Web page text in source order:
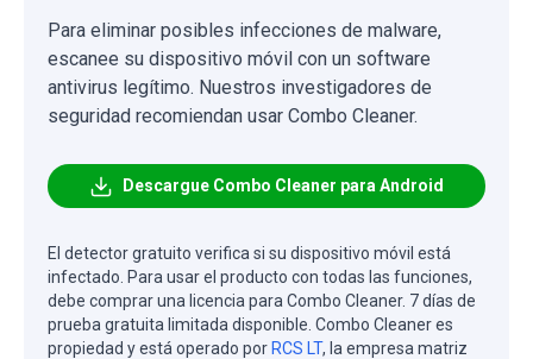
Para eliminar posibles infecciones de malware,
escanee su dispositivo móvil con un software
antivirus legítimo. Nuestros investigadores de
seguridad recomiendan usar Combo Cleaner.
Descargue Combo Cleaner para Android
El detector gratuito verifica si su dispositivo móvil está
infectado. Para usar el producto con todas las funciones,
debe comprar una licencia para Combo Cleaner. 7 días de
prueba gratuita limitada disponible. Combo Cleaner es
propiedad y está operado por RCS LT, la empresa matriz